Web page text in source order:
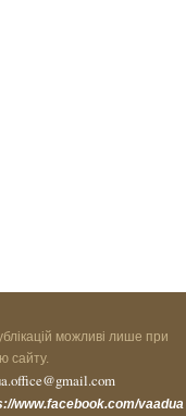
можливі лише при
сайту.
www.facebook.com/vaadua